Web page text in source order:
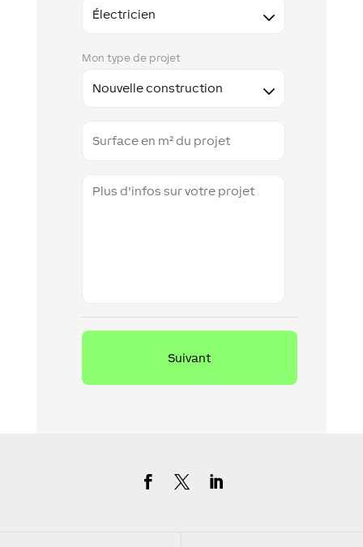
Mon type de projet
Space
information